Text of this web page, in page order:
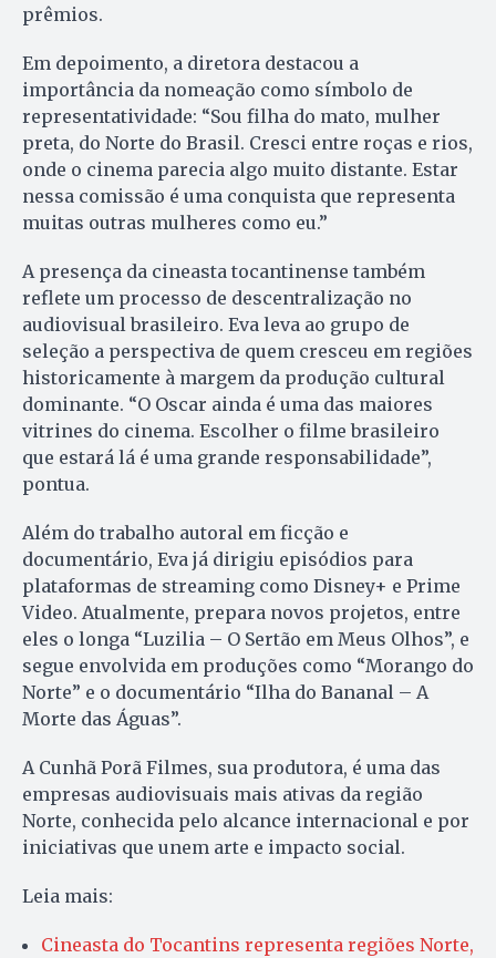
prêmios.
Em depoimento, a diretora destacou a
importância da nomeação como símbolo de
representatividade: “Sou filha do mato, mulher
preta, do Norte do Brasil. Cresci entre roças e rios,
onde o cinema parecia algo muito distante. Estar
nessa comissão é uma conquista que representa
muitas outras mulheres como eu.”
A presença da cineasta tocantinense também
reflete um processo de descentralização no
audiovisual brasileiro. Eva leva ao grupo de
seleção a perspectiva de quem cresceu em regiões
historicamente à margem da produção cultural
dominante. “O Oscar ainda é uma das maiores
vitrines do cinema. Escolher o filme brasileiro
que estará lá é uma grande responsabilidade”,
pontua.
Além do trabalho autoral em ficção e
documentário, Eva já dirigiu episódios para
plataformas de streaming como Disney+ e Prime
Video. Atualmente, prepara novos projetos, entre
eles o longa “Luzilia – O Sertão em Meus Olhos”, e
segue envolvida em produções como “Morango do
Norte” e o documentário “Ilha do Bananal – A
Morte das Águas”.
A Cunhã Porã Filmes, sua produtora, é uma das
empresas audiovisuais mais ativas da região
Norte, conhecida pelo alcance internacional e por
iniciativas que unem arte e impacto social.
Leia mais:
Cineasta do Tocantins representa regiões Norte,